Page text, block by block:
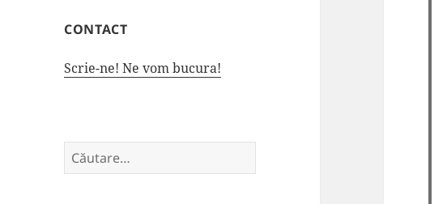
CONTACT
Scrie-ne! Ne vom bucura!
Caută
după: